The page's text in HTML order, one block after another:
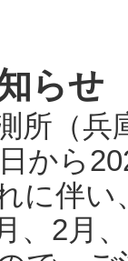
らせ
所（
から
に伴い
、2月